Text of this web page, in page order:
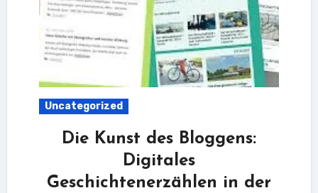
Uncategorized
Die Kunst des Bloggens:
Digitales
Geschichtenerzählen in der